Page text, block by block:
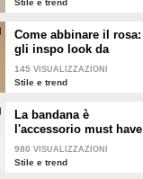
Stile e trend
Come abbinare il rosa:
gli inspo look da
copiare
145 VISUALIZZAZIONI
Stile e trend
La bandana è
l'accessorio must have
dell'estate 2026: i
modelli di tendenza
980 VISUALIZZAZIONI
Stile e trend